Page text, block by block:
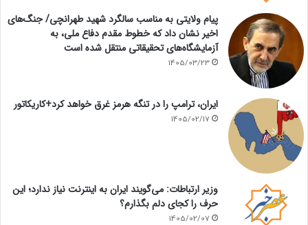
پیام ولایتی به مناسب سالگرد شهید طهرانچی/ جنگ‌های
اخیر نشان داد که خطوط مقدم دفاع ملی، به
آزمایشگاه‌های تحقیقاتی منتقل شده است
1405/03/23
ایران، ترامپ را در تنگه هرمز غرق خواهد کرد+کاریکاتور
1405/02/17
وزیر ارتباطات: می‌گویند ایران به اینترنت نیاز ندارد؛ این
حرف را کجای دلم بگذارم؟
1405/02/07